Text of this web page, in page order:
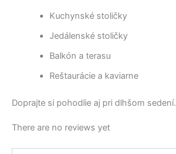
Kuchynské stoličky
Jedálenské stoličky
Balkón a terasu
Reštaurácie a kaviarne
Doprajte si pohodlie aj pri dlhšom sedení.
There are no reviews yet